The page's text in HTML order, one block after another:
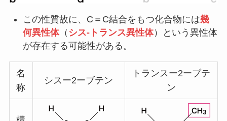
この性質故に、C＝C結合をもつ化合物には幾
何異性体（ シス-トランス異性体）という異性体
が存在する可能性がある。
名
称
シスー2ーブテン
トランスー2ーブテ
ン